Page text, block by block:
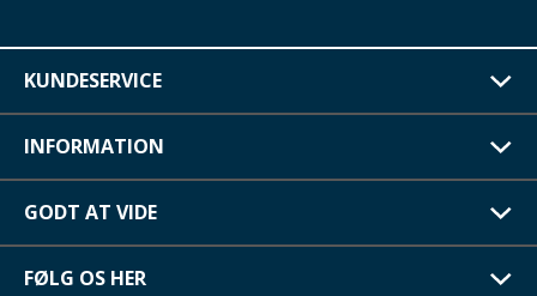
KUNDESERVICE
INFORMATION
GODT AT VIDE
FØLG OS HER